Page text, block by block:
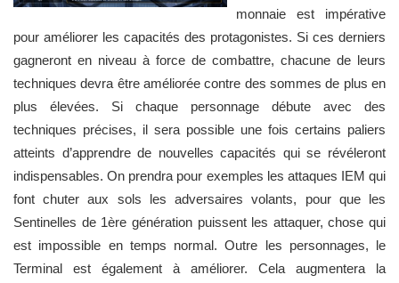
monnaie est impérative
pour améliorer les capacités des protagonistes. Si ces derniers
gagneront en niveau à force de combattre, chacune de leurs
techniques devra être améliorée contre des sommes de plus en
plus élevées. Si chaque personnage débute avec des
techniques précises, il sera possible une fois certains paliers
atteints d’apprendre de nouvelles capacités qui se révéleront
indispensables. On prendra pour exemples les attaques IEM qui
font chuter aux sols les adversaires volants, pour que les
Sentinelles de 1ère génération puissent les attaquer, chose qui
est impossible en temps normal. Outre les personnages, le
Terminal est également à améliorer. Cela augmentera la